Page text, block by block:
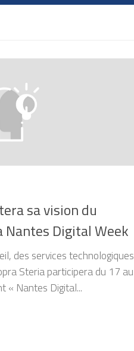
sa vision du
Digital Week
des services technologiques
Steria participera du 17 au
« Nantes Digital...